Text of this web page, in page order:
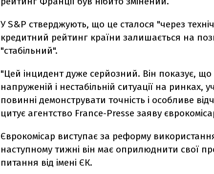
У S&P стверджують, що це сталося "через
кредитний рейтинг країни залишається на
"стабільний".
"Цей інцидент дуже серйозний. Він показує,
напруженій і нестабільній ситуації на ринках,
повинні демонструвати точність і особливе
цитує агентство France-Presse заяву
Єврокомісар виступає за реформу
наступному тижні він має оприлюднити свої
питання від імені ЄК.